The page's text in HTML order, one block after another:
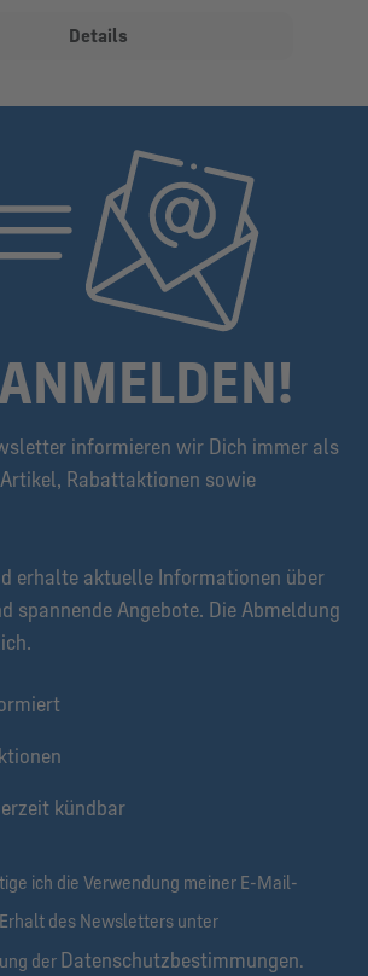
Details
informieren wir Dich immer als
Rabattaktionen sowie
erhalte aktuelle Informationen über
spannende Angebote. Die Abmeldung
kündbar
ich die Verwendung meiner E-Mail-
des Newsletters unter
der Datenschutzbestimmungen.